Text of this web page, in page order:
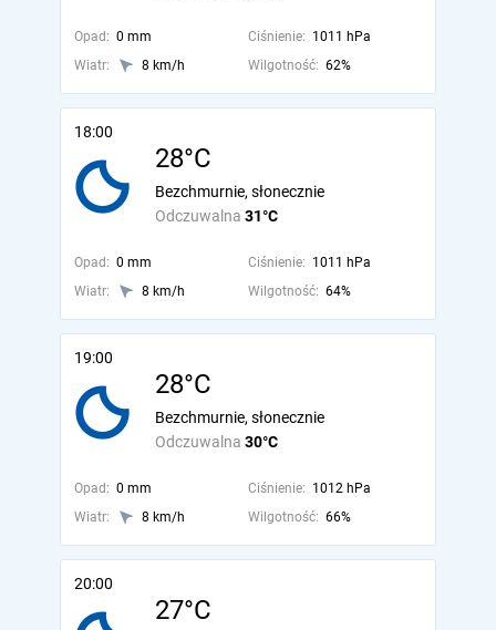
Opad: 0 mm Ciśnienie: 1011 hPa
Wiatr:
8 km/h Wilgotność: 62%
18:00
28°C
Odczuwalna 31°C
Bezchmurnie, słonecznie
Opad: 0 mm Ciśnienie: 1011 hPa
Wiatr:
8 km/h Wilgotność: 64%
19:00
28°C
Odczuwalna 30°C
Bezchmurnie, słonecznie
Opad: 0 mm Ciśnienie: 1012 hPa
Wiatr:
8 km/h Wilgotność: 66%
20:00
27°C